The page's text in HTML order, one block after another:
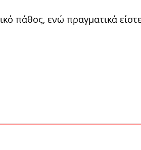
πάθος, ενώ πραγματικά είστε